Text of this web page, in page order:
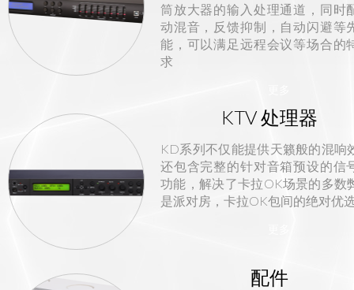
筒放大器的输入处理通道，同时
动混音，反馈抑制，自动闪避等
能，可以满足远程会议等场合的
求
KTV 处理器
KD系列不仅能提供天籁般的混响
还包含完整的针对音箱预设的信
功能，解决了卡拉OK场景的多数
是派对房，卡拉OK包间的绝对优
配件